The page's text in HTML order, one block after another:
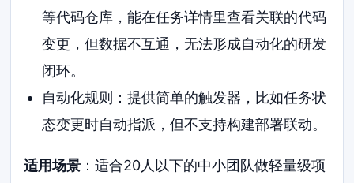
等代码仓库，能在任务详情里查看关联的代码
变更，但数据不互通，无法形成自动化的研发
闭环。
自动化规则：提供简单的触发器，比如任务状
态变更时自动指派，但不支持构建部署联动。
适用场景 ：适合20人以下的中小团队做轻量级项